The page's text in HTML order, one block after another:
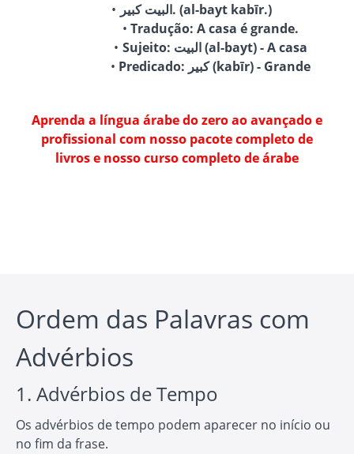
البيت كبير. (al-bayt kabīr.)
Tradução: A casa é grande.
Sujeito: البيت (al-bayt) - A casa
Predicado: كبير (kabīr) - Grande
Aprenda a língua árabe do zero ao avançado e
profissional com nosso pacote completo de
livros e nosso curso completo de árabe
Ordem das Palavras com
Advérbios
1. Advérbios de Tempo
Os advérbios de tempo podem aparecer no início ou
no fim da frase.